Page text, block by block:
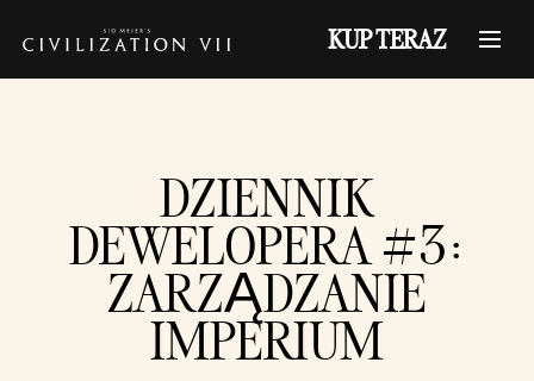
KUP TERAZ
DZIENNIK
DEWELOPERA #3:
ZARZĄDZANIE
IMPERIUM